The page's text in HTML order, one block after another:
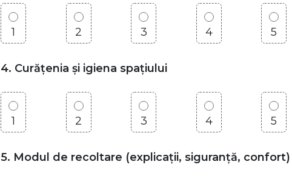
1 2 3 4 5
4. Curățenia și igiena spațiului
1 2 3 4 5
5. Modul de recoltare (explicații, siguranță, confort)